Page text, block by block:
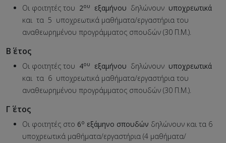
Oι φοιτητές του 2ου εξαμήνου δηλώνουν υποχρεωτικά
και τα 5 υποχρεωτικά μαθήματα/εργαστήρια του
αναθεωρημένου προγράμματος σπουδών (30 Π.Μ.).
Β΄ έτος
Oι φοιτητές του 4ου εξαμήνου δηλώνουν υποχρεωτικά
και τα 6 υποχρεωτικά μαθήματα/εργαστήρια του
αναθεωρημένου προγράμματος σπουδών (30 Π.Μ.).
Γ΄ έτος
Οι φοιτητές στο 6ο εξάμηνο σπουδών δηλώνουν και τα 6
υποχρεωτικά μαθήματα/εργαστήρια (4 μαθήματα/